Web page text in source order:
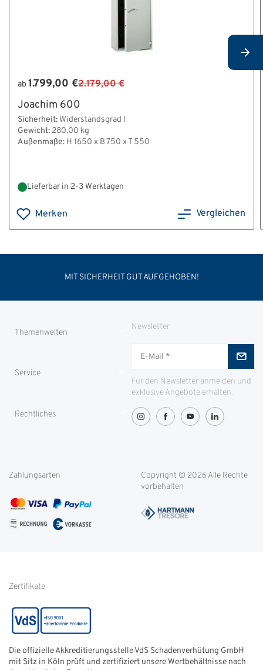
ab 1.799,00 €2.179,00 €
Joachim 600
Sicherheit: Widerstandsgrad I
Gewicht: 280.00 kg
Außenmaße: H 1650 x B 750 x T 550
Lieferbar in 2-3 Werktagen
Merken Vergleichen
MIT SICHERHEIT GUT AUFGEHOBEN!
Themenwelten
Greenity
Weitere Themen
Service
Kontakt
Service international
FAQ
Rechtliches
Cookie-Einstellungen
AGB
Impressum
Batterieentsorgung
Newsletter
Für den Newsletter anmelden und
exklusive Angebote erhalten.
Zahlungsarten
Copyright © 2026 Alle Rechte
vorbehalten
Zertifikate
Die offizielle Akkreditierungsstelle VdS Schadenverhütung GmbH
mit Sitz in Köln prüft und zertifiziert unsere Wertbehältnisse nach